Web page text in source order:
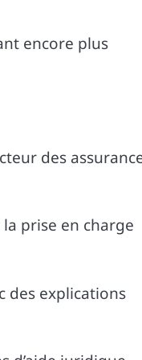
encore plus
des
prise en charge
des explications